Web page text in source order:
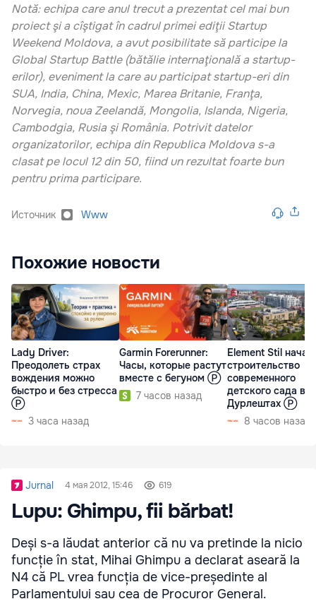
Notă: echipa care anul trecut a prezentat cel mai bun
proiect şi a cîştigat în cadrul primei ediţii Startup
Weekend Moldova, a avut posibilitate să participe la
Global Stаrtup Battle (bătălie internaţională a startup-
erilor), eveniment la care au participat startup-eri din
SUA, India, China, Mexic, Marea Britanie, Franţa,
Norvegia, noua Zeelandă, Mongolia, Islanda, Nigeria,
Cambodgia, Rusia şi România. Potrivit datelor
organizatorilor, echipa din Republica Moldova s-a
clasat pe locul 12 din 50, fiind un rezultat foarte bun
pentru prima participare.
Источник Www
Похожие новости
Lady Driver:
Преодолеть страх
вождения можно
быстро и без стресса
Ⓟ
3 часа назад
Garmin Forerunner:
Часы, которые растут
вместе с бегуном Ⓟ
7 часов назад
Element Stil начал
строительство
современного
детского сада в
Дурлештах Ⓟ
8 часов назад
Jurnal 4 мая 2012, 15:46 619
Lupu: Ghimpu, fii bărbat!
Deși s-a lăudat anterior că nu va pretinde la nicio
funcție în stat, Mihai Ghimpu a declarat aseară la
N4 că PL vrea funcția de vice-președinte al
Parlamentului sau cea de Procuror General.